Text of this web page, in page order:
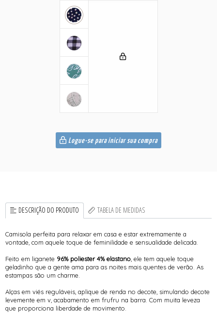
Logue-se para iniciar sua compra
DESCRIÇÃO DO PRODUTO TABELA DE MEDIDAS
Camisola perfeita para relaxar em casa e estar extremamente a
vontade, com aquele toque de feminilidade e sensualidade delicada.
Feito em liganete 96% poliester 4% elastano , ele tem aquele toque
geladinho que a gente ama para as noites mais quentes de verão. As
estampas são um charme.
Alças em viés reguláveis, aplique de renda no decote, simulando decote
levemente em v, acabamento em frufru na barra. Com muita leveza
que proporciona liberdade de movimento.